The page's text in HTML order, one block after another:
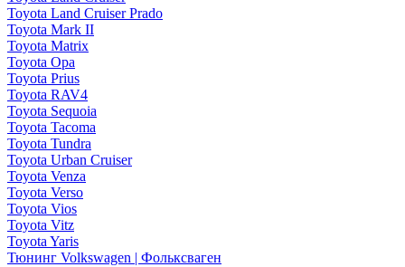
Toyota Land Cruiser Prado
Toyota Mark II
Toyota Matrix
Toyota Opa
Toyota Prius
Toyota RAV4
Toyota Sequoia
Toyota Tacoma
Toyota Tundra
Toyota Urban Cruiser
Toyota Venza
Toyota Verso
Toyota Vios
Toyota Vitz
Toyota Yaris
Тюнинг Volkswagen | Фольксваген